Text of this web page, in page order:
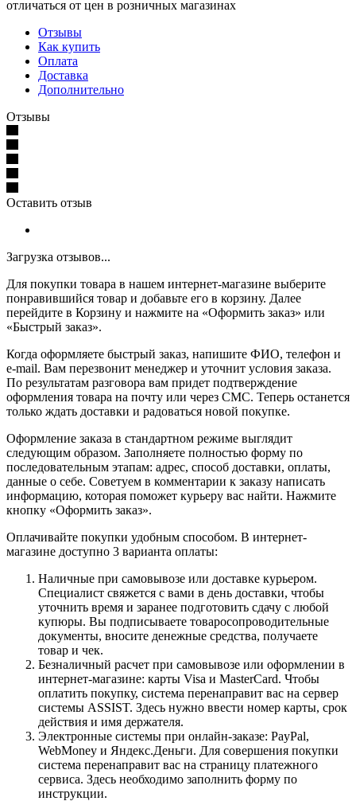
отличаться от цен в розничных магазинах
Отзывы
Как купить
Оплата
Доставка
Дополнительно
Отзывы
Оставить отзыв
Загрузка отзывов...
Для покупки товара в нашем интернет-магазине выберите
понравившийся товар и добавьте его в корзину. Далее
перейдите в Корзину и нажмите на «Оформить заказ» или
«Быстрый заказ».
Когда оформляете быстрый заказ, напишите ФИО, телефон и
e-mail. Вам перезвонит менеджер и уточнит условия заказа.
По результатам разговора вам придет подтверждение
оформления товара на почту или через СМС. Теперь останется
только ждать доставки и радоваться новой покупке.
Оформление заказа в стандартном режиме выглядит
следующим образом. Заполняете полностью форму по
последовательным этапам: адрес, способ доставки, оплаты,
данные о себе. Советуем в комментарии к заказу написать
информацию, которая поможет курьеру вас найти. Нажмите
кнопку «Оформить заказ».
Оплачивайте покупки удобным способом. В интернет-
магазине доступно 3 варианта оплаты:
Наличные при самовывозе или доставке курьером.
Специалист свяжется с вами в день доставки, чтобы
уточнить время и заранее подготовить сдачу с любой
купюры. Вы подписываете товаросопроводительные
документы, вносите денежные средства, получаете
товар и чек.
Безналичный расчет при самовывозе или оформлении в
интернет-магазине: карты Visa и MasterCard. Чтобы
оплатить покупку, система перенаправит вас на сервер
системы ASSIST. Здесь нужно ввести номер карты, срок
действия и имя держателя.
Электронные системы при онлайн-заказе: PayPal,
WebMoney и Яндекс.Деньги. Для совершения покупки
система перенаправит вас на страницу платежного
сервиса. Здесь необходимо заполнить форму по
инструкции.